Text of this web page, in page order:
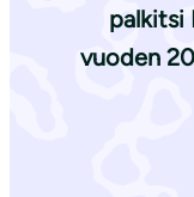
palkitsi
vuoden